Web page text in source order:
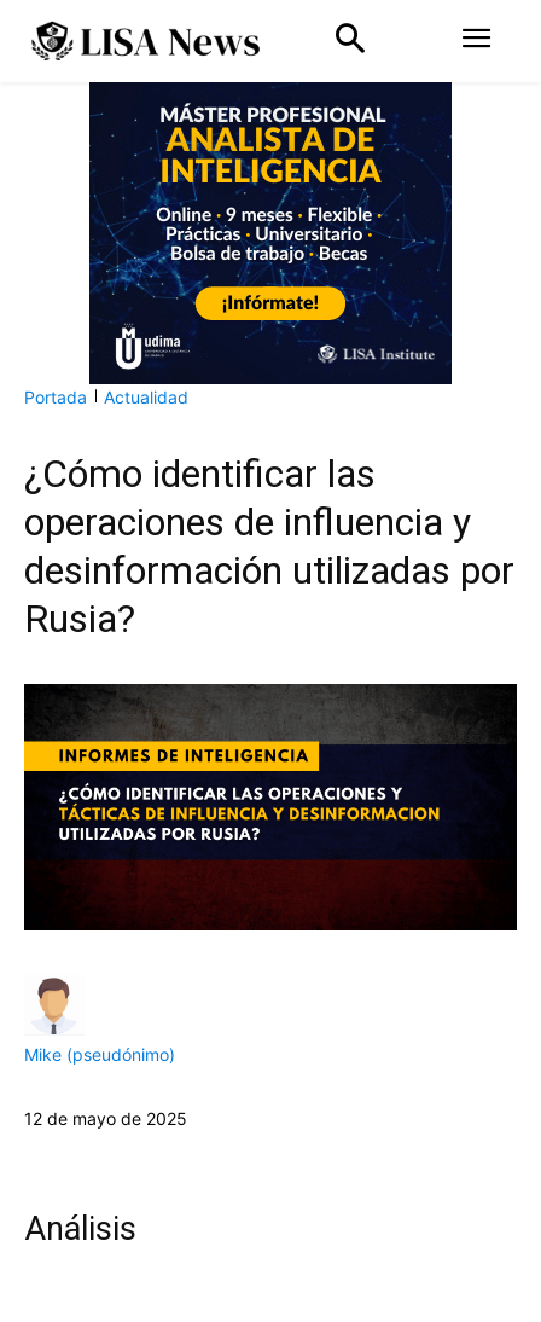
Portada Actualidad
¿Cómo identificar las
operaciones de influencia y
desinformación utilizadas por
Rusia?
Mike (pseudónimo)
12 de mayo de 2025
Análisis